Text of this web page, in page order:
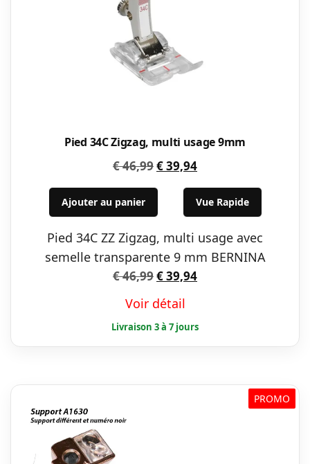
Pied 34C Zigzag, multi usage 9mm
€46,99Le
prix
était :
€ 46,99.
€39,94Le
prix
actuel
est :
€ 39,94.
Ajouter au panier Vue Rapide
Pied 34C ZZ Zigzag, multi usage avec
semelle transparente 9 mm BERNINA
€46,99Le
initial
était :
€ 46,99.
€39,94Le
est :
€ 39,94.
Voir détail
PROMO